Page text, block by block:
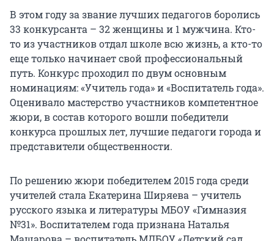
В этом году за звание лучших педагогов боролись
33 конкурсанта – 32 женщины и 1 мужчина. Кто-
то из участников отдал школе всю жизнь, а кто-то
еще только начинает свой профессиональный
путь. Конкурс проходил по двум основным
номинациям: «Учитель года» и «Воспитатель года».
Оценивало мастерство участников компетентное
жюри, в состав которого вошли победители
конкурса прошлых лет, лучшие педагоги города и
представители общественности.
По решению жюри победителем 2015 года среди
учителей стала Екатерина Ширяева – учитель
русского языка и литературы МБОУ «Гимназия
№31». Воспитателем года признана Наталья